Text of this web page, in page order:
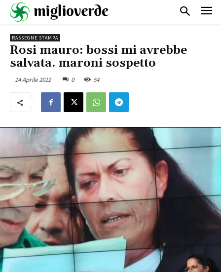
RASSEGNE STAMPA
Rosi mauro: bossi mi avrebbe
salvata. maroni sospetto
14 Aprile 2012 0 54